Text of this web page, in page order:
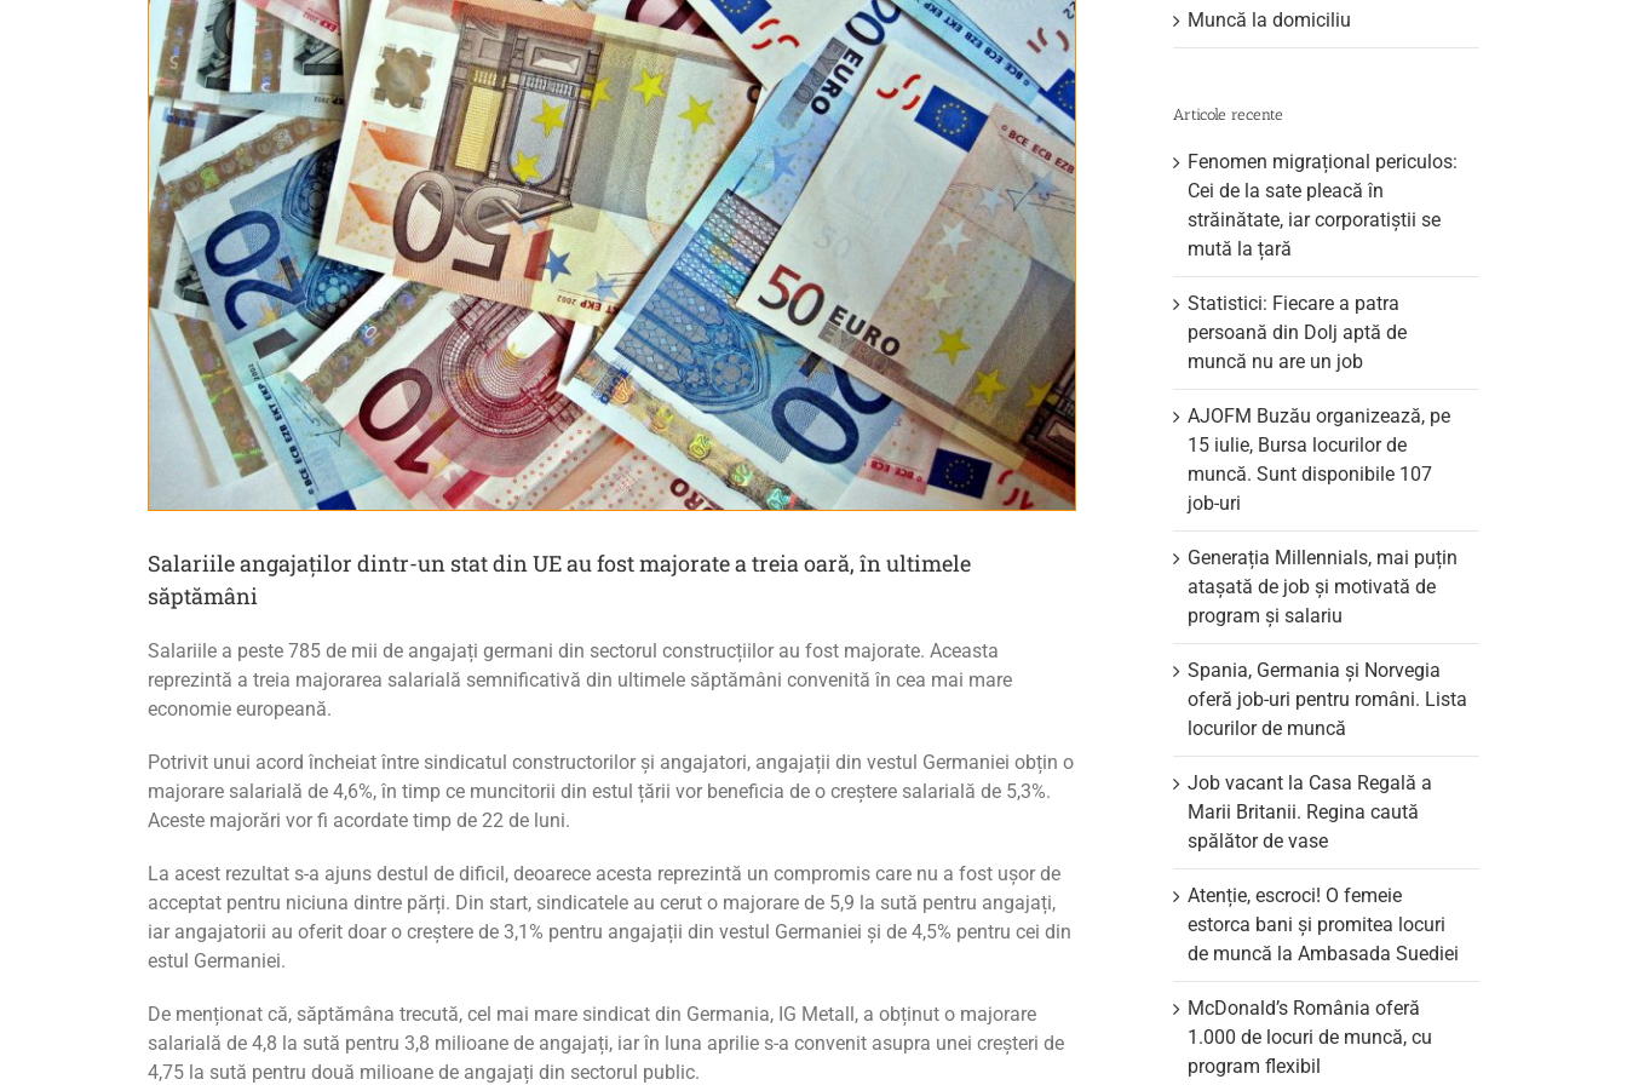
Salariile angajaților dintr-un stat din UE au fost majorate a treia oară, în ultimele
săptămâni
Salariile a peste 785 de mii de angajați germani din sectorul construcțiilor au fost majorate. Aceasta
reprezintă a treia majorarea salarială semnificativă din ultimele săptămâni convenită în cea mai mare
economie europeană.
Potrivit unui acord încheiat între sindicatul constructorilor și angajatori, angajații din vestul Germaniei obțin o
majorare salarială de 4,6%, în timp ce muncitorii din estul țării vor beneficia de o creștere salarială de 5,3%.
Aceste majorări vor fi acordate timp de 22 de luni.
La acest rezultat s-a ajuns destul de dificil, deoarece acesta reprezintă un compromis care nu a fost ușor de
acceptat pentru niciuna dintre părți. Din start, sindicatele au cerut o majorare de 5,9 la sută pentru angajați,
iar angajatorii au oferit doar o creștere de 3,1% pentru angajații din vestul Germaniei și de 4,5% pentru cei din
estul Germaniei.
De menționat că, săptămâna trecută, cel mai mare sindicat din Germania, IG Metall, a obținut o majorare
salarială de 4,8 la sută pentru 3,8 milioane de angajați, iar în luna aprilie s-a convenit asupra unei creșteri de
4,75 la sută pentru două milioane de angajați din sectorul public.
Muncă la domiciliu
Articole recente
Fenomen migrațional periculos:
Cei de la sate pleacă în
străinătate, iar corporatiștii se
mută la țară
Statistici: Fiecare a patra
persoană din Dolj aptă de
muncă nu are un job
AJOFM Buzău organizează, pe
15 iulie, Bursa locurilor de
muncă. Sunt disponibile 107
job-uri
Generația Millennials, mai puțin
atașată de job și motivată de
program și salariu
Spania, Germania și Norvegia
oferă job-uri pentru români. Lista
locurilor de muncă
Job vacant la Casa Regală a
Marii Britanii. Regina caută
spălător de vase
Atenție, escroci! O femeie
estorca bani și promitea locuri
de muncă la Ambasada Suediei
McDonald’s România oferă
1.000 de locuri de muncă, cu
program flexibil